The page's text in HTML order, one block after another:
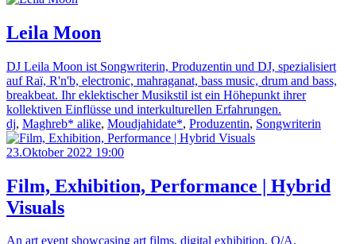
Leila Moon
DJ Leila Moon ist Songwriterin, Produzentin und DJ, spezialisiert
auf Raï, R'n'b, electronic, mahraganat, bass music, drum and bass,
breakbeat. Ihr eklektischer Musikstil ist ein Höhepunkt ihrer
kollektiven Einflüsse und interkulturellen Erfahrungen.
dj, Maghreb* alike, Moudjahidate*, Produzentin, Songwriterin
23.Oktober 2022 19:00
Film, Exhibition, Performance | Hybrid
Visuals
An art event showcasing art films, digital exhibition, Q/A,